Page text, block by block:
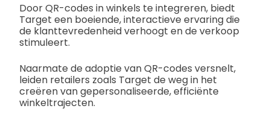
Door QR-codes in winkels te integreren, biedt
Target een boeiende, interactieve ervaring die
de klanttevredenheid verhoogt en de verkoop
stimuleert.
Naarmate de adoptie van QR-codes versnelt,
leiden retailers zoals Target de weg in het
creëren van gepersonaliseerde, efficiënte
winkeltrajecten.